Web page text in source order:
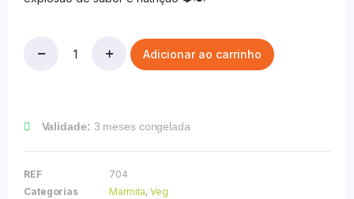
Adicionar ao carrinho
Validade: 3 meses congelada
REF
704
Categorias
Marmita,Veg